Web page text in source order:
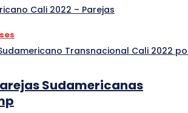
Cali 2022 – Parejas
Transnacional Cali 2022
Sudamericanas